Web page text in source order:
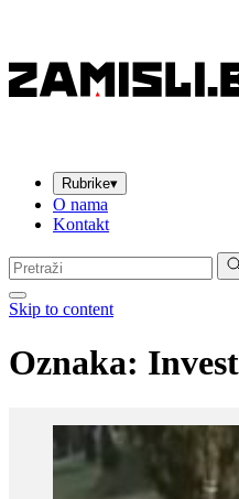
Rubrike▾
O nama
Kontakt
Pretraga:
Skip to content
Oznaka: